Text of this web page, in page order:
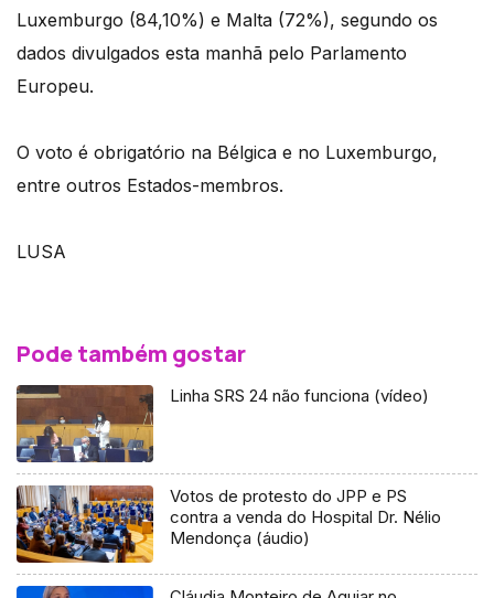
Luxemburgo (84,10%) e Malta (72%), segundo os
dados divulgados esta manhã pelo Parlamento
Europeu.
O voto é obrigatório na Bélgica e no Luxemburgo,
entre outros Estados-membros.
LUSA
Pode também gostar
Linha SRS 24 não funciona (vídeo)
Votos de protesto do JPP e PS
contra a venda do Hospital Dr. Nélio
Mendonça (áudio)